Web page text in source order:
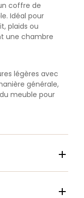
coffre de
Idéal pour
plaids ou
une chambre
légères avec
générale,
meuble pour

